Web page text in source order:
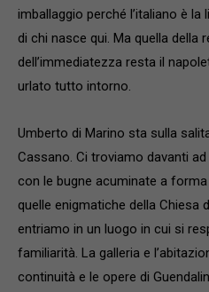
imballaggio perché l’italiano è
di chi nasce qui. Ma quella della
dell’immediatezza resta il
urlato tutto intorno.
Umberto di Marino sta sulla
Cassano. Ci troviamo davanti
con le bugne acuminate a
quelle enigmatiche della Chiesa
entriamo in un luogo in cui si
familiarità. La galleria e
continuità e le opere di